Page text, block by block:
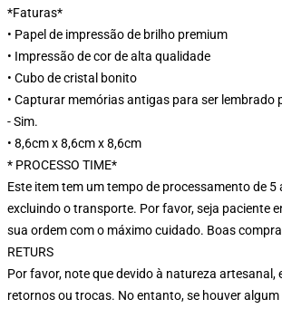
*Faturas*
• Papel de impressão de brilho premium
• Impressão de cor de alta qualidade
• Cubo de cristal bonito
• Capturar memórias antigas para ser lembrado
- Sim.
• 8,6cm x 8,6cm x 8,6cm
* PROCESSO TIME*
Este item tem um tempo de processamento de 5
excluindo o transporte. Por favor, seja paciente
sua ordem com o máximo cuidado. Boas
RETURS
Por favor, note que devido à natureza artesanal,
retornos ou trocas. No entanto, se houver